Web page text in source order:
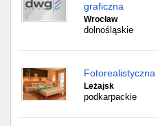
graficzna
Wrocław
dolnośląskie
Leżajsk
podkarpackie